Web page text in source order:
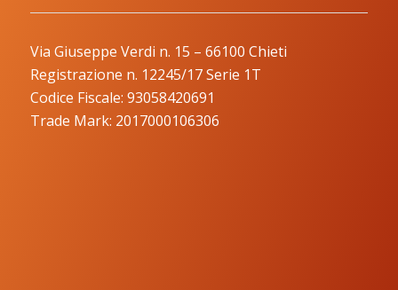
Via Giuseppe Verdi n. 15 – 66100 Chieti
Registrazione n. 12245/17 Serie 1T
Codice Fiscale: 93058420691
Trade Mark: 2017000106306